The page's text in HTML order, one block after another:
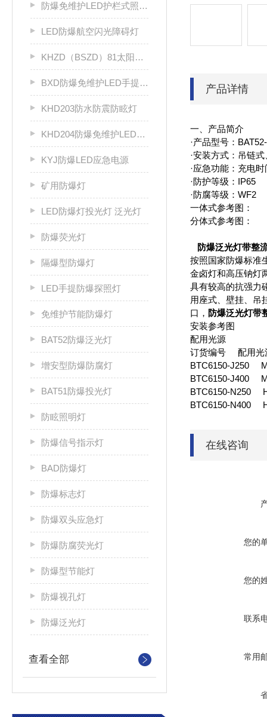
防爆免维护LED护栏式照明灯（IIC）
LED防爆航空闪光障碍灯
KHZD（BSZD）81太阳能防爆航空闪光障碍灯
BXD防爆免维护LED手提灯 检修灯
KHD203防水防震防眩灯
KHD204防爆免维护LED固态灯
KYJ防爆LED应急电源
矿用防爆灯
LED防爆灯投光灯 泛光灯
防爆荧光灯
隔爆型防爆灯
LED手提防爆探照灯
免维护节能防爆灯
BAT52防爆泛光灯
增安型防爆防腐灯
BAT51防爆投光灯
防眩照明灯
防爆信号指示灯
BAD防爆灯
防爆标志灯
防爆双头应急灯
防爆防腐荧光灯
防爆型节能灯
防爆视孔灯
防爆泛光灯
查看全部
产品详情
一、产品简介
·产品型号：
·安装方式：吊链
·应急功能：充电
·防护等级：IP65
·防腐等级：WF2
一体式参考图：
分体式参考图：
防爆泛光灯带整
按照国家防爆标准
金卤灯和高压钠灯
具有较高的抗强力
用座式、壁挂、吊
口， 防爆泛光灯带
安装参考图
配用光源
订货编号 配用
BTC6150-
BTC6150-
BTC6150-
BTC6150-
在线咨询
您的
您的
联系
常用